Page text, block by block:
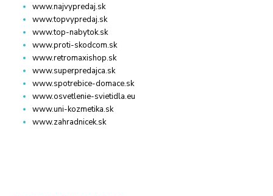
www.najvypredaj.sk
www.topvypredaj.sk
www.top-nabytok.sk
www.proti-skodcom.sk
www.retromaxishop.sk
www.superpredajca.sk
www.spotrebice-domace.sk
www.osvetlenie-svietidla.eu
www.uni-kozmetika.sk
www.zahradnicek.sk